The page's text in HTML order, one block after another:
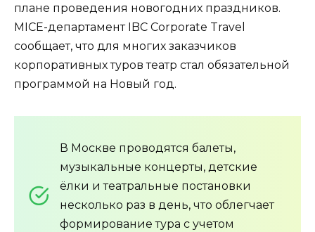
плане проведения новогодних праздников.
MICE-департамент IBC Corporate Travel
сообщает, что для многих заказчиков
корпоративных туров театр стал обязательной
программой на Новый год.
В Москве проводятся балеты,
музыкальные концерты, детские
ёлки и театральные постановки
несколько раз в день, что облегчает
формирование тура с учетом